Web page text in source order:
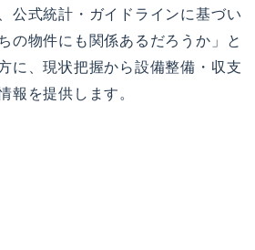
公式統計・ガイドラインに基づい
の物件にも関係あるだろうか」と
に、現状把握から設備整備・収支
報を提供します。